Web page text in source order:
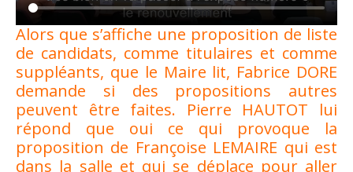
Alors que s’affiche une proposition de liste
de candidats, comme titulaires et comme
suppléants, que le Maire lit, Fabrice DORE
demande si des propositions autres
peuvent être faites. Pierre HAUTOT lui
répond que oui ce qui provoque la
proposition de Françoise LEMAIRE qui est
dans la salle et qui se déplace pour aller